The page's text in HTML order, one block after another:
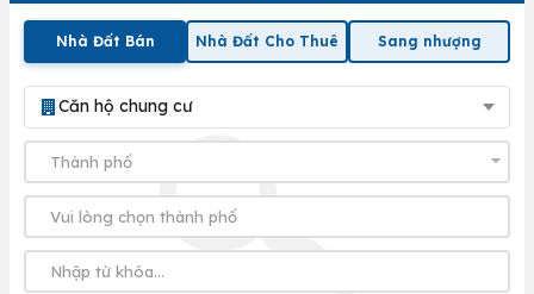
Nhà Đất Bán Nhà Đất Cho Thuê Sang nhượng
Căn hộ chung cư